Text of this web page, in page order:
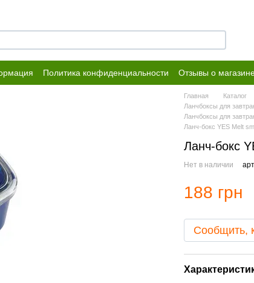
Политика конфиденциальности
Отзывы о
Главная Каталог
Ланчбоксы для
Ланчбоксы для
Ланч-бокс YES Melt
Ланч-бокс
Нет в наличии
188 грн
Сообщить,